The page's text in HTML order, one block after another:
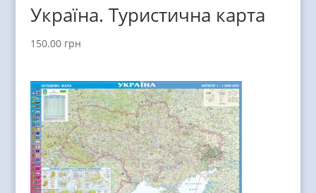
Україна. Туристична карта
150.00 грн